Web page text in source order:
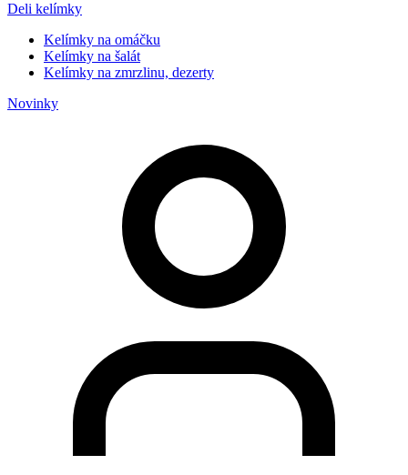
Deli kelímky
Kelímky na omáčku
Kelímky na šalát
Kelímky na zmrzlinu, dezerty
Novinky